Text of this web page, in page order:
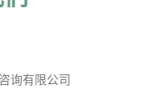
询有限公司